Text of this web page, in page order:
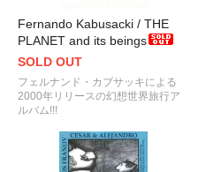
Fernando Kabusacki / THE
PLANET and its beings
SOLD OUT
フェルナンド・カブサッキによる
2000年リリースの幻想世界旅行ア
ルバム!!!